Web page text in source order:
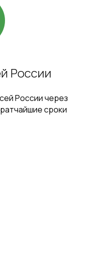
России
России через
сроки